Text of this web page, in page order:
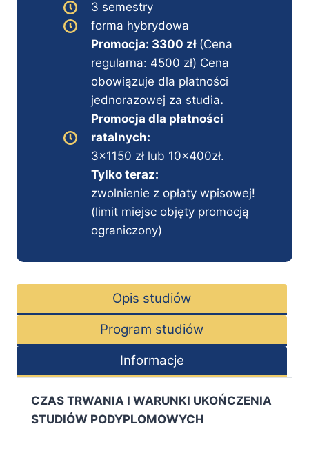
3 semestry
forma hybrydowa
Promocja: 3300 zł (Cena
regularna: 4500 zł) Cena
obowiązuje dla płatności
jednorazowej za studia.
Promocja dla płatności
ratalnych:
3×1150 zł lub 10x400zł.
Tylko teraz:
zwolnienie z opłaty wpisowej!
(limit miejsc objęty promocją
ograniczony)
Opis studiów
Program studiów
Informacje
CZAS TRWANIA I WARUNKI UKOŃCZENIA
STUDIÓW PODYPLOMOWYCH